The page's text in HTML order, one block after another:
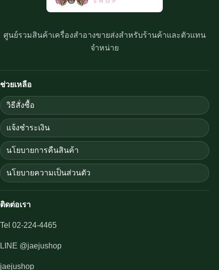
ศูนย์รวมสินค้าเครื่องสำอางขายส่งสำหรับร้านค้าและตัวแทน
จำหน่าย
ช่วยเหลือ
วิธีสั่งซื้อ
แจ้งชำระเงิน
นโยบายการคืนสินค้า
นโยบายความเป็นส่วนตัว
ติดต่อเรา
Tel 02-224-4465
LINE @jaejushop
jaejushop